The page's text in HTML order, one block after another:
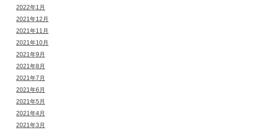
2022年1月
2021年12月
2021年11月
2021年10月
2021年9月
2021年8月
2021年7月
2021年6月
2021年5月
2021年4月
2021年3月